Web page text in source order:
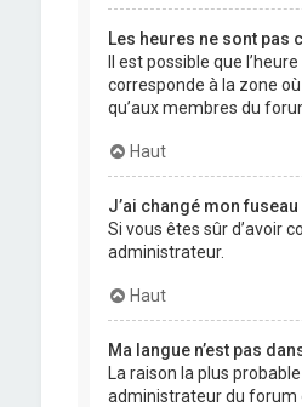
Les heures ne sont pas
Il est possible que
corresponde à la zone
qu’aux membres du
Haut
J’ai changé mon
Si vous êtes sûr d’avoir
administrateur.
Haut
Ma langue n’est pas
La raison la plus
administrateur du forum